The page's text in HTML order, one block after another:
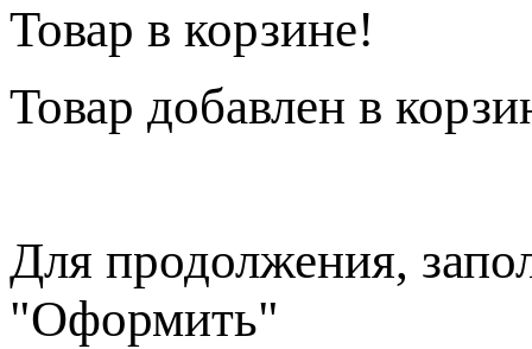
Товар в корзине!
Товар добавлен в
Для продолжения,
"Оформить"